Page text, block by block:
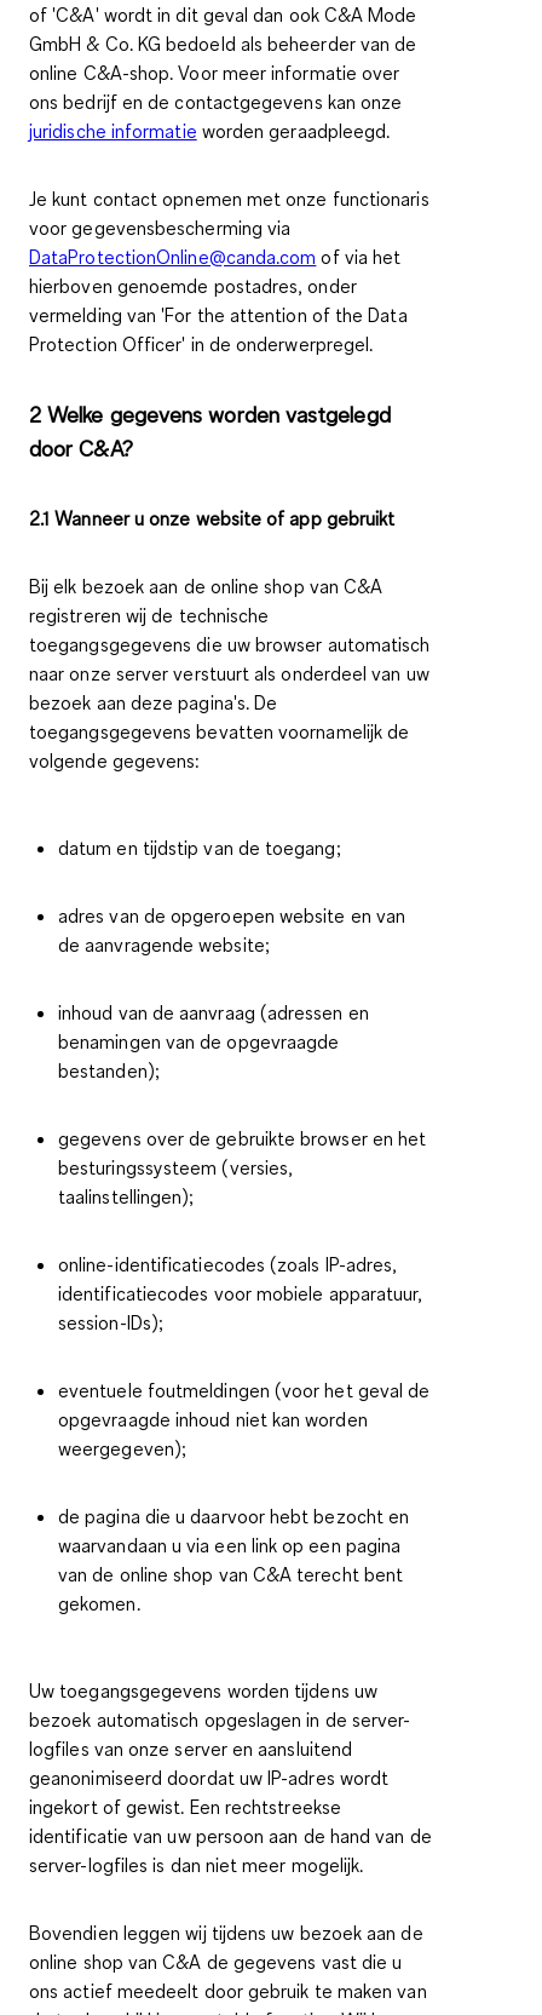
of 'C&A' wordt in dit geval dan ook C&A Mode
GmbH & Co. KG bedoeld als beheerder van de
online C&A-shop. Voor meer informatie over
ons bedrijf en de contactgegevens kan onze
juridische informatie worden geraadpleegd.
Je kunt contact opnemen met onze functionaris
voor gegevensbescherming via
DataProtectionOnline@canda.com of via het
hierboven genoemde postadres, onder
vermelding van 'For the attention of the Data
Protection Officer' in de onderwerpregel.
2 Welke gegevens worden vastgelegd
door C&A?
2.1 Wanneer u onze website of app gebruikt
Bij elk bezoek aan de online shop van C&A
registreren wij de technische
toegangsgegevens die uw browser automatisch
naar onze server verstuurt als onderdeel van uw
bezoek aan deze pagina's. De
toegangsgegevens bevatten voornamelijk de
volgende gegevens:
datum en tijdstip van de toegang;
adres van de opgeroepen website en van
de aanvragende website;
inhoud van de aanvraag (adressen en
benamingen van de opgevraagde
bestanden);
gegevens over de gebruikte browser en het
besturingssysteem (versies,
taalinstellingen);
online-identificatiecodes (zoals IP-adres,
identificatiecodes voor mobiele apparatuur,
session-IDs);
eventuele foutmeldingen (voor het geval de
opgevraagde inhoud niet kan worden
weergegeven);
de pagina die u daarvoor hebt bezocht en
waarvandaan u via een link op een pagina
van de online shop van C&A terecht bent
gekomen.
Uw toegangsgegevens worden tijdens uw
bezoek automatisch opgeslagen in de server-
logfiles van onze server en aansluitend
geanonimiseerd doordat uw IP-adres wordt
ingekort of gewist. Een rechtstreekse
identificatie van uw persoon aan de hand van de
server-logfiles is dan niet meer mogelijk.
Bovendien leggen wij tijdens uw bezoek aan de
online shop van C&A de gegevens vast die u
ons actief meedeelt door gebruik te maken van